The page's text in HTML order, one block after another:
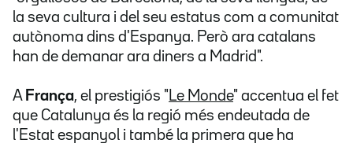
la seva cultura i del seu estatus com a comunitat
autònoma dins d'Espanya. Però ara catalans
han de demanar ara diners a Madrid".
A França, el prestigiós " Le Monde" accentua el fet
que Catalunya és la regió més endeutada de
l'Estat espanyol i també la primera que ha